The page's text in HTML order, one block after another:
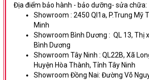
Địa điểm bảo hành - bảo dưỡng- sửa chữa:
Showroom : 2450 Ql1a, P.Trung Mỹ
Minh
Showroom Bình Dương : QL 13, Thị
Bình Dương
Showroom Tây Ninh : QL22B, Xã
Huyện Hòa Thành, Tỉnh Tây Ninh
Showroom Đồng Nai: Đường Võ